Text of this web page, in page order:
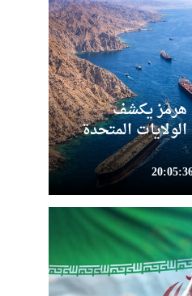
يكشف
المتحدة